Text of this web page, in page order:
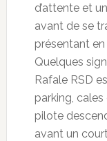
d’attente et
avant de se
présentant
Quelques
Rafale RSD
parking,
pilote
avant un